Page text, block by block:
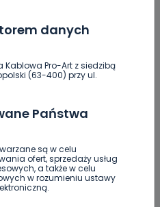
danych
Pro-Art z siedzibą
(63-400) przy ul.
Państwa
są w celu
ofert, sprzedaży usług
a także w celu
w rozumieniu ustawy